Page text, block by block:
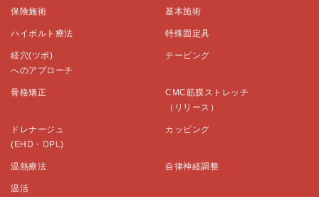
保険施術 基本施術
ハイボルト療法 特殊固定具
経穴(ツボ)
へのアプローチ
テーピング
骨格矯正
CMC筋膜ストレッチ
（リリース）
ドレナージュ
(EHD・DPL)
カッピング
温熱療法 自律神経調整
温活